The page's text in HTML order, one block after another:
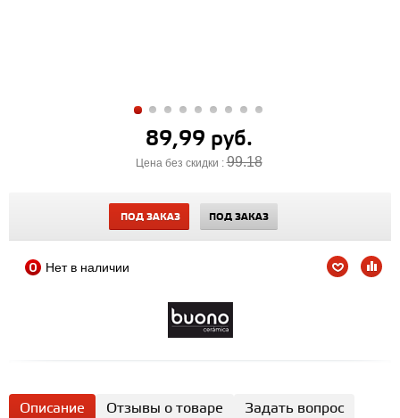
89,99 руб.
Цена без скидки :99.18
ПОД ЗАКАЗ ПОД ЗАКАЗ
Нет в наличии
Описание Отзывы о товаре
Задать вопрос